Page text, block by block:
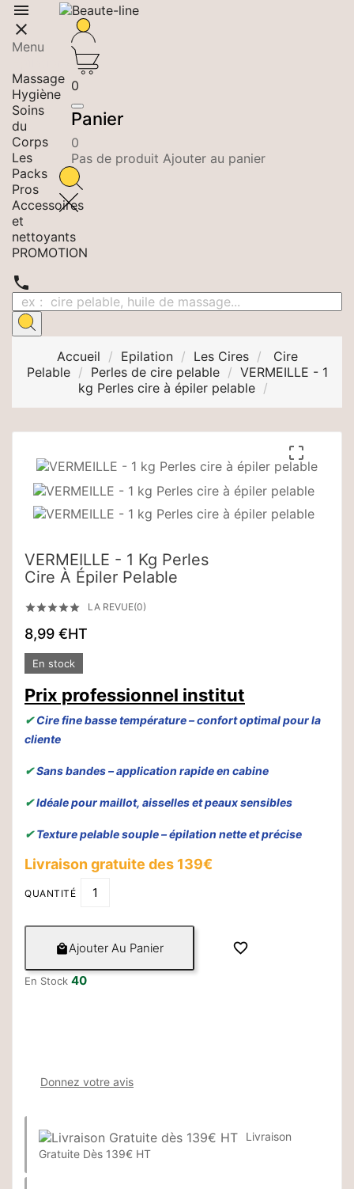


Menu
Massage
Hygiène
Soins
du
Corps
Les
Packs
Pros
Accessoires
et
nettoyants
PROMOTION

0
Panier
0
Pas de produit Ajouter au panier
Accueil Epilation Les Cires
Cire
Pelable
Perles de cire pelable
VERMEILLE - 1
kg Perles cire à épiler pelable

VERMEILLE - 1 Kg Perles
Cire À Épiler Pelable
 LA REVUE(0)
8,99 €HT
En stock
Prix professionnel institut
✔Cire fine basse température – confort optimal pour la
cliente
✔Sans bandes – application rapide en cabine
✔Idéale pour maillot, aisselles et peaux sensibles
✔Texture pelable souple – épilation nette et précise
Livraison gratuite des 139€
QUANTITÉ
Ajouter Au Panier 
En Stock 40
Donnez votre avis
Livraison
Gratuite Dès 139€ HT